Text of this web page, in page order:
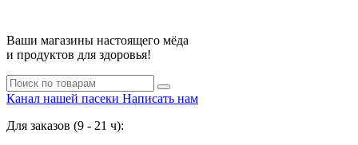
Ваши магазины настоящего мёда
и продуктов для здоровья!
Канал нашей пасеки Написать нам
Для заказов (9 - 21 ч):